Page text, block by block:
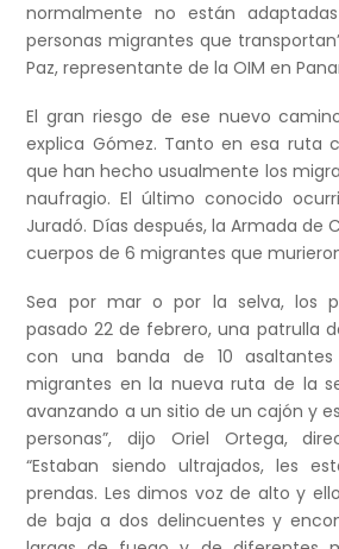
normalmente no están
personas migrantes que
Paz, representante de la OIM en
El gran riesgo de ese nuevo
explica Gómez. Tanto en esa ruta
que han hecho usualmente los
naufragio. El último conocido
Juradó. Días después, la Armada de
cuerpos de 6 migrantes que
Sea por mar o por la selva, los
pasado 22 de febrero, una patrulla
con una banda de 10
migrantes en la nueva ruta de la
avanzando a un sitio de un cajón y
personas”, dijo Oriel Ortega,
“Estaban siendo ultrajados, les
prendas. Les dimos voz de alto y
de baja a dos delincuentes y